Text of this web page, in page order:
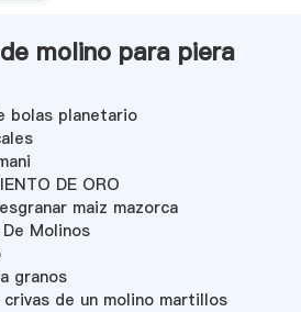
molino para piera
bolas planetario
DE ORO
maiz mazorca
Molinos
granos
de un molino martillos